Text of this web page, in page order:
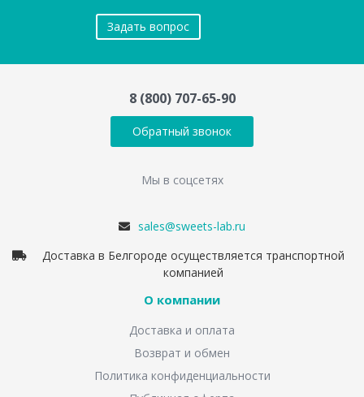
Задать вопрос
8 (800) 707-65-90
Обратный звонок
Мы в соцсетях
sales@sweets-lab.ru
Доставка в Белгороде осуществляется транспортной
компанией
О компании
Доставка и оплата
Возврат и обмен
Политика конфиденциальности